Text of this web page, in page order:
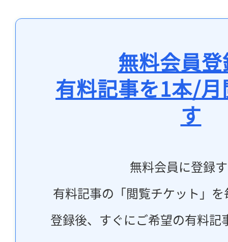
無料会員
有料記事を1本/
す
無料会員に登録
有料記事の「閲覧チケット」
登録後、すぐにご希望の有料記